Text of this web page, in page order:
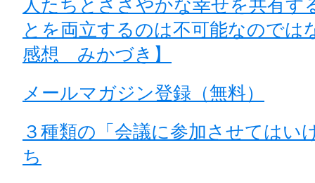
人たちとささやかな幸せを共有す
とを両立するのは不可能なのでは
感想 みかづき】
メールマガジン登録（無料）
３種類の「会議に参加させてはい
ち